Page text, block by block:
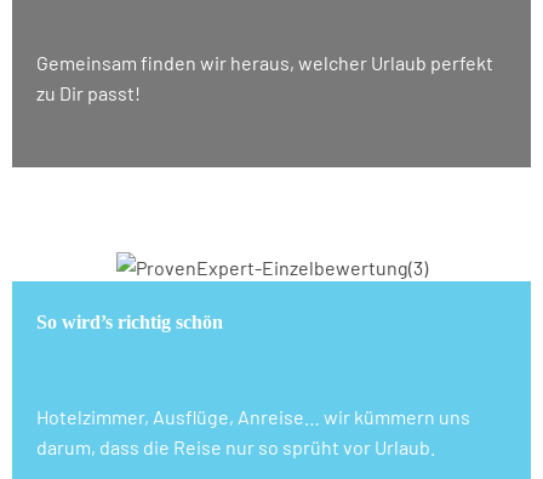
Gemeinsam finden wir heraus, welcher Urlaub perfekt
zu Dir passt!
So wird’s richtig schön
Hotelzimmer, Ausflüge, Anreise… wir kümmern uns
darum, dass die Reise nur so sprüht vor Urlaub.